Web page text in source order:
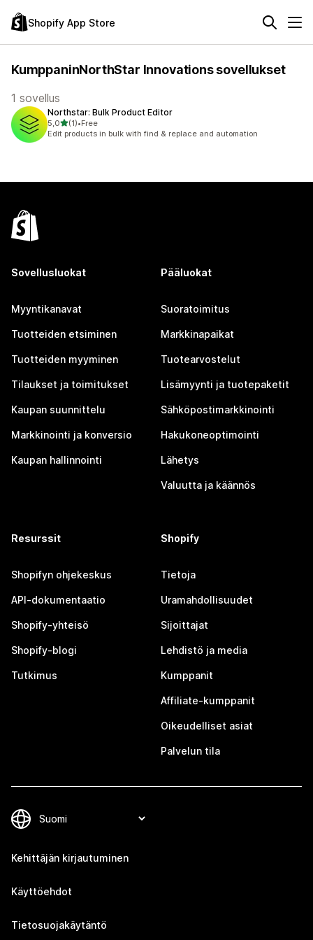
Shopify App Store
KumppaninNorthStar Innovations sovellukset
1 sovellus
Northstar: Bulk Product Editor
5,0/ 5 tähteä
(1)
1 arvostelua yhteensä
•Free
Edit products in bulk with find & replace and automation
Sovellusluokat
Myyntikanavat
Tuotteiden etsiminen
Tuotteiden myyminen
Tilaukset ja toimitukset
Kaupan suunnittelu
Markkinointi ja konversio
Kaupan hallinnointi
Pääluokat
Suoratoimitus
Markkinapaikat
Tuotearvostelut
Lisämyynti ja tuotepaketit
Sähköpostimarkkinointi
Hakukoneoptimointi
Lähetys
Valuutta ja käännös
Resurssit
Shopifyn ohjekeskus
API-dokumentaatio
Shopify-yhteisö
Shopify-blogi
Tutkimus
Shopify
Tietoja
Uramahdollisuudet
Sijoittajat
Lehdistö ja media
Kumppanit
Affiliate-kumppanit
Oikeudelliset asiat
Palvelun tila
Kehittäjän kirjautuminen
Käyttöehdot
Tietosuojakäytäntö